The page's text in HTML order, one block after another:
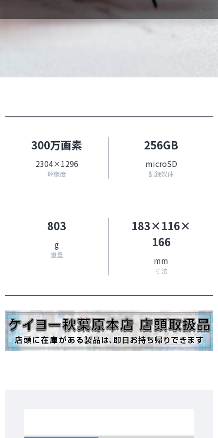
300万画素
2304×1296
解像度
256GB
microSD
記録媒体
803
g
重量
183×116×
166
mm
寸法